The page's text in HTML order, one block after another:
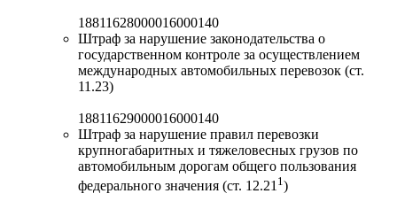
18811628000016000140
Штраф за нарушение законодательства о
государственном контроле за осуществлением
международных автомобильных перевозок (ст.
11.23)
18811629000016000140
Штраф за нарушение правил перевозки
крупногабаритных и тяжеловесных грузов по
автомобильным дорогам общего пользования
федерального значения (ст. 12.211)